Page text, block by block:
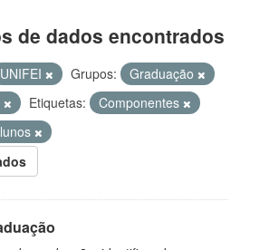
de dados encontrados
UNIFEI Grupos:
Graduação
Etiquetas:
Componentes